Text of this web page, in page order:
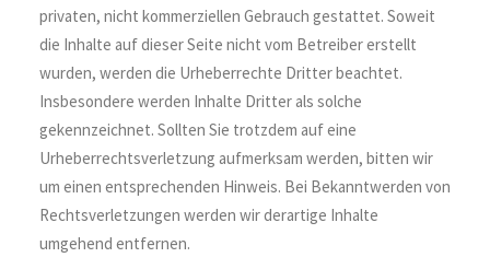
privaten, nicht kommerziellen Gebrauch gestattet. Soweit
die Inhalte auf dieser Seite nicht vom Betreiber erstellt
wurden, werden die Urheberrechte Dritter beachtet.
Insbesondere werden Inhalte Dritter als solche
gekennzeichnet. Sollten Sie trotzdem auf eine
Urheberrechtsverletzung aufmerksam werden, bitten wir
um einen entsprechenden Hinweis. Bei Bekanntwerden von
Rechtsverletzungen werden wir derartige Inhalte
umgehend entfernen.